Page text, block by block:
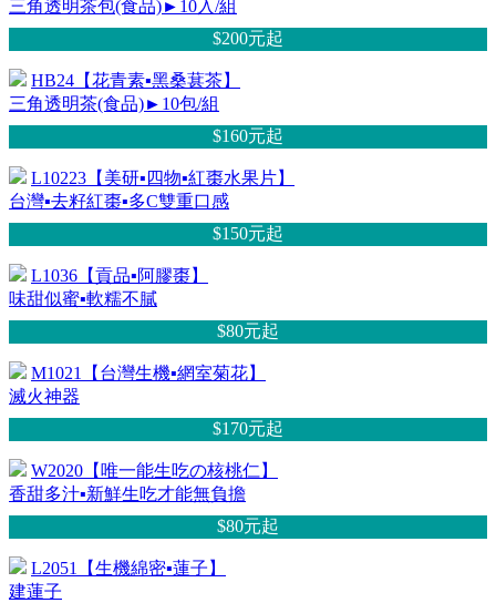
三角透明茶包(食品)►10入/組
$200元起
HB24【花青素▪黑桑葚茶】
三角透明茶(食品)►10包/組
$160元起
L10223【美研▪四物▪紅棗水果片】
台灣▪去籽紅棗▪多C雙重口感
$150元起
L1036【貢品▪阿膠棗】
味甜似蜜▪軟糯不膩
$80元起
M1021【台灣生機▪網室菊花】
滅火神器
$170元起
W2020【唯一能生吃の核桃仁】
香甜多汁▪新鮮生吃才能無負擔
$80元起
L2051【生機綿密▪蓮子】
建蓮子